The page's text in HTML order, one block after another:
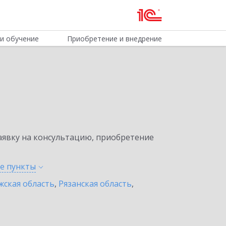
обучение Приобретение и внедрение
на консультацию, приобретение
пункты
область, Рязанская область,